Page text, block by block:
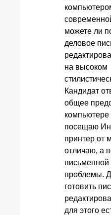
можете ли
деловое
на высоком
Кандидат
общее
посещаю
принтер от
отличаю, а
письменной
проблемы.
готовить
для этого